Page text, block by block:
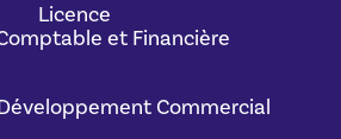
Licence
et Financière
Commercial